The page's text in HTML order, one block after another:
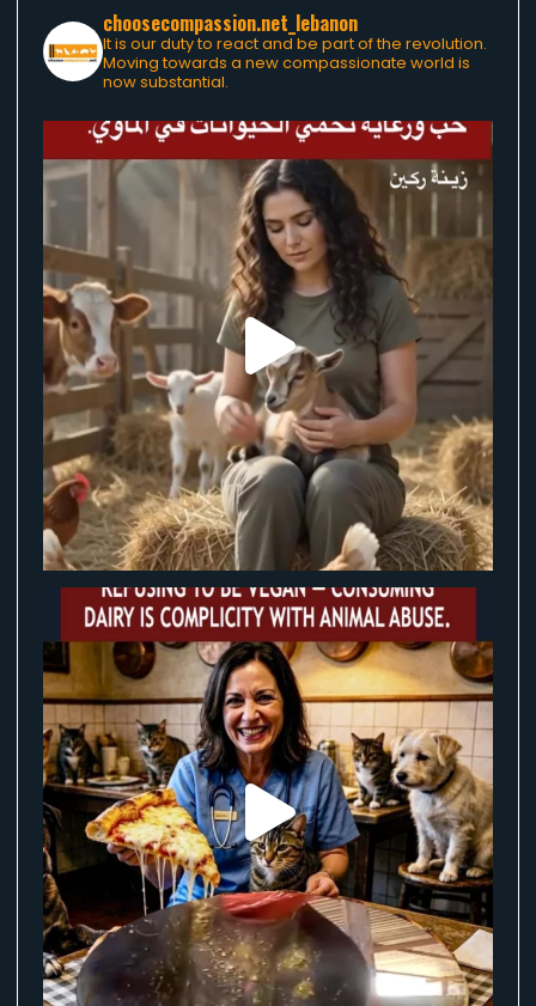
choosecompassion.net_lebanon
It is our duty to react and be part of the revolution.
Moving towards a new compassionate world is
now substantial.